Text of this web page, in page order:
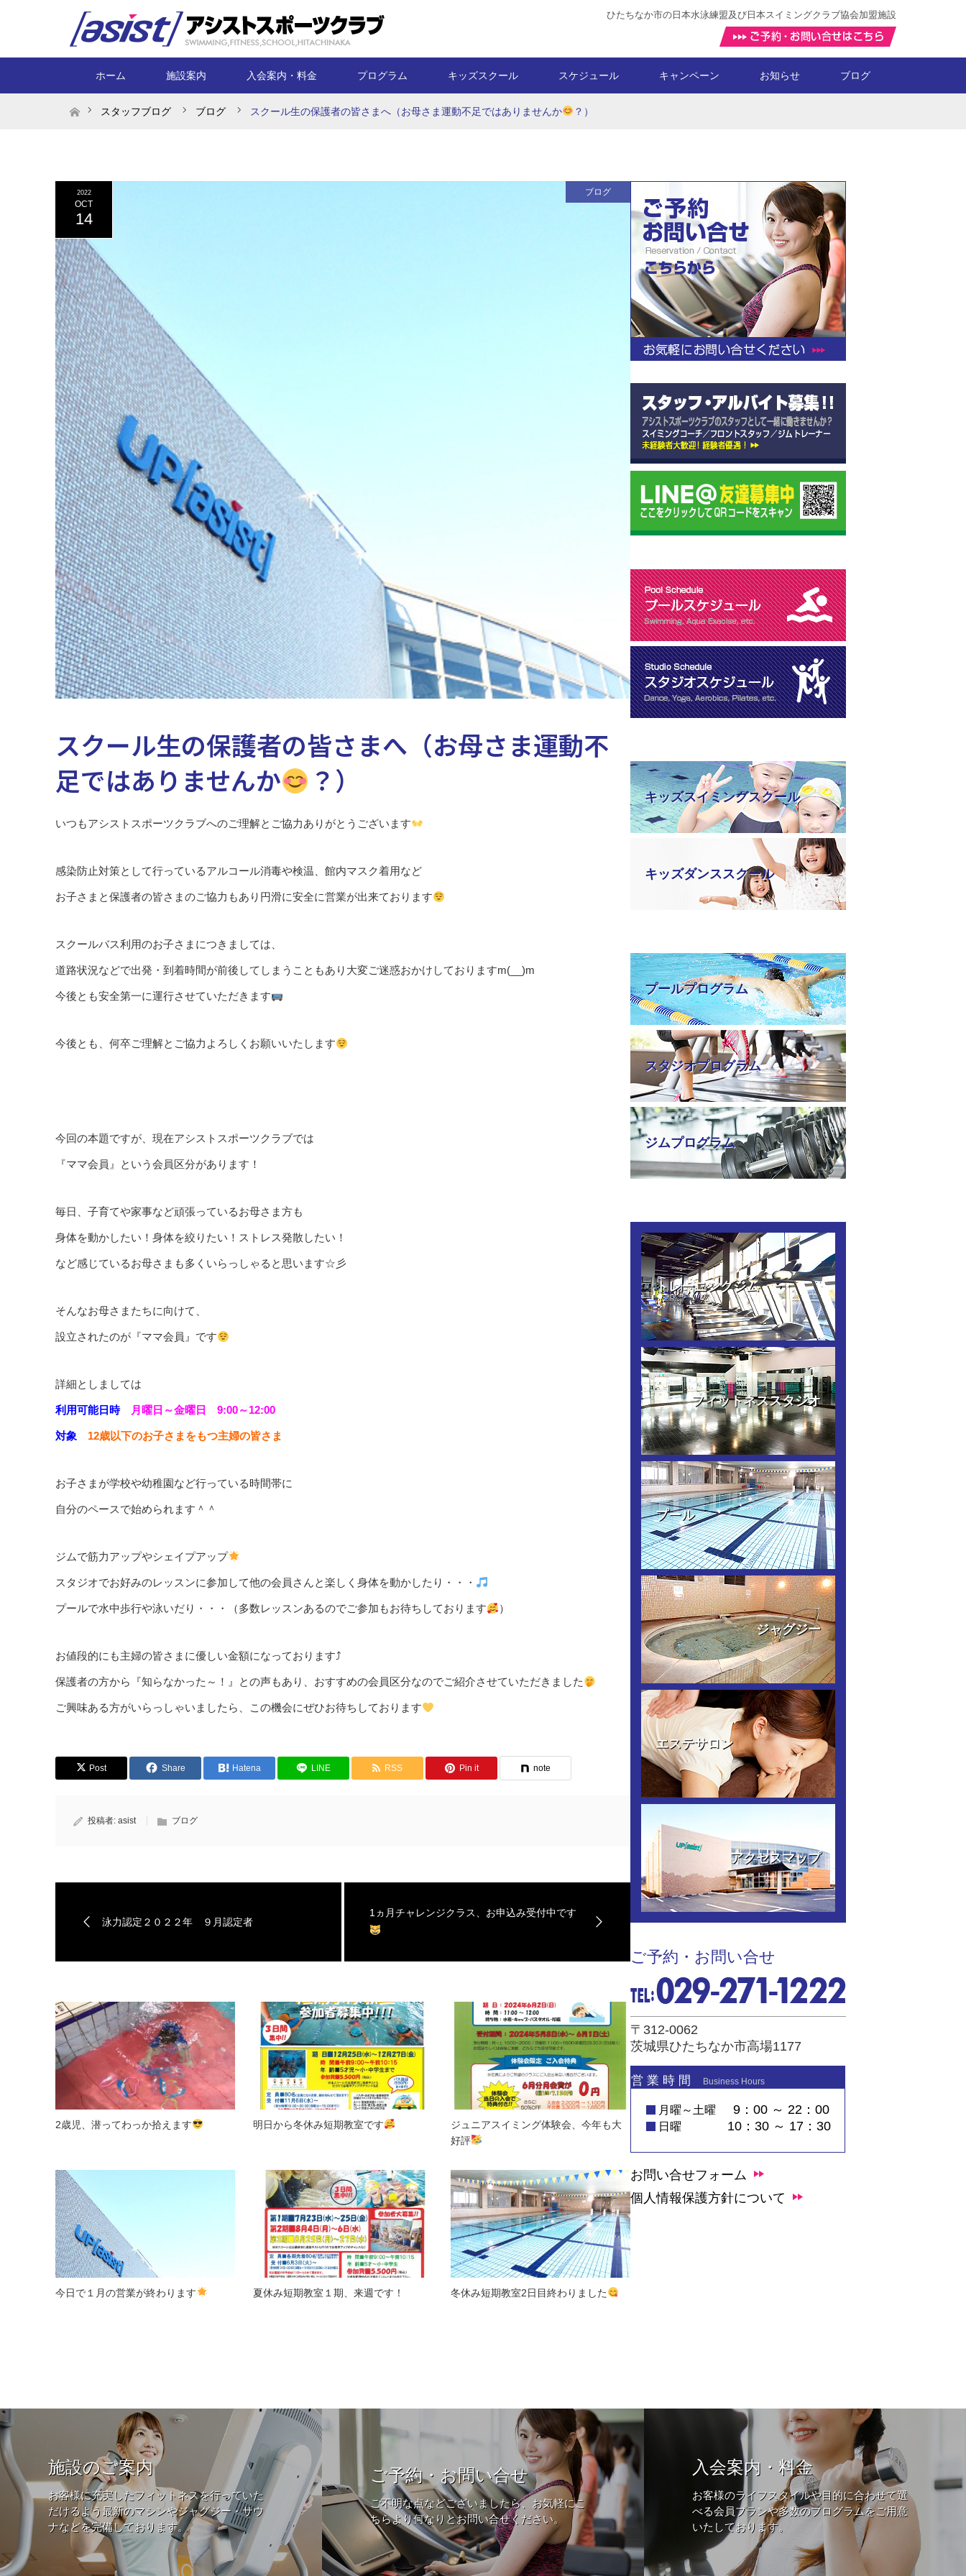
ひたちなか市の日本水泳練盟及び日本スイミングクラブ協会加盟施設
ホーム 施設案内 入会案内・料金 プログラム キッズスクール スケジュール キャンペーン お知らせ ブログ
ホームスタッフブログ ブログ スクール生の保護者の皆さまへ（お母さま運動不足ではありませんか ？）
2022
OCT
14
ブログ
スクール生の保護者の皆さまへ（お母さま運動不
足ではありませんか
？）
いつもアシストスポーツクラブへのご理解とご協力ありがとうございます
感染防止対策として行っているアルコール消毒や検温、館内マスク着用など
お子さまと保護者の皆さまのご協力もあり円滑に安全に営業が出来ております
スクールバス利用のお子さまにつきましては、
道路状況などで出発・到着時間が前後してしまうこともあり大変ご迷惑おかけしておりますm(__)m
今後とも安全第一に運行させていただきます
今後とも、何卒ご理解とご協力よろしくお願いいたします
今回の本題ですが、現在アシストスポーツクラブでは
『ママ会員』という会員区分があります！
毎日、子育てや家事など頑張っているお母さま方も
身体を動かしたい！身体を絞りたい！ストレス発散したい！
など感じているお母さまも多くいらっしゃると思います☆彡
そんなお母さまたちに向けて、
設立されたのが『ママ会員』です
詳細としましては
利用可能日時月曜日～金曜日 9:00～12:00
対象 12歳以下のお子さまをもつ主婦の皆さま
お子さまが学校や幼稚園など行っている時間帯に
自分のペースで始められます＾＾
ジムで筋力アップやシェイプアップ
スタジオでお好みのレッスンに参加して他の会員さんと楽しく身体を動かしたり・・・
プールで水中歩行や泳いだり・・・（多数レッスンあるのでご参加もお待ちしております ）
お値段的にも主婦の皆さまに優しい金額になっております⤴
保護者の方から『知らなかった～！』との声もあり、おすすめの会員区分なのでご紹介させていただきました
ご興味ある方がいらっしゃいましたら、この機会にぜひお待ちしております
Post Share Hatena LINE RSS Pin it note
投稿者: asist ブログ
泳力認定２０２２年 ９月認定者
1ヵ月チャレンジクラス、お申込み受付中です
2歳児、潜ってわっか拾えます 明日から冬休み短期教室です
ジュニアスイミング体験会、今年も大
好評
今日で１月の営業が終わります 夏休み短期教室１期、来週です！ 冬休み短期教室2日目終わりました
キッズスイミングスクール
キッズダンススクール
プールプログラム
スタジオプログラム
ジムプログラム
トレーニングジム
フィットネススタジオ
プール
ジャグジー
エステサロン
アクセスマップ
ご予約・お問い合せ
〒312-0062
茨城県ひたちなか市高場1177
営 業 時 間 Business Hours
月曜～土曜 9：00 ～ 22：00
日曜 10：30 ～ 17：30
お問い合せフォーム
個人情報保護方針について
施設のご案内
お客様に充実したフィットネスを行っていた
だけるよう最新のマシンやジャグジー・サウ
ナなどを完備しております。
ご予約・お問い合せ
ご不明な点などございましたら、お気軽にこ
ちらより何なりとお問い合せください。
入会案内・料金
お客様のライフスタイルや目的に合わせて選
べる会員プランや多数のプログラムをご用意
いたしております。